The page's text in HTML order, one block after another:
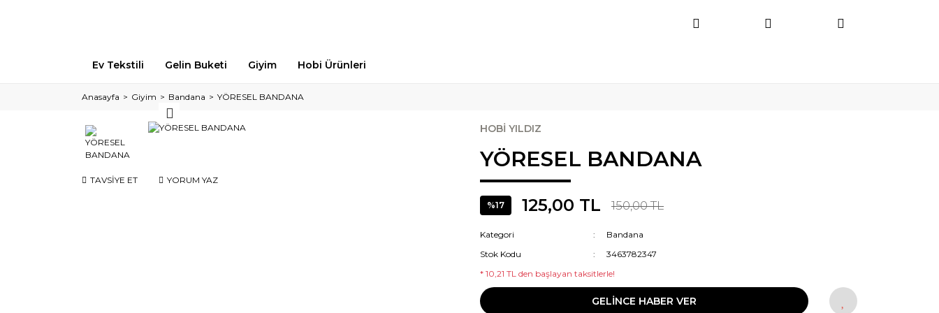
Ev Tekstili Gelin Buketi Giyim Hobi Ürünleri
Anasayfa Giyim Bandana YÖRESEL BANDANA
TAVSİYE ET YORUM YAZ
HOBİ YILDIZ
YÖRESEL BANDANA
%17 125,00 TL 150,00 TL
Kategori
Bandana
Stok Kodu
3463782347
* 10,21 TL den başlayan taksitlerle!
GELİNCE HABER VER